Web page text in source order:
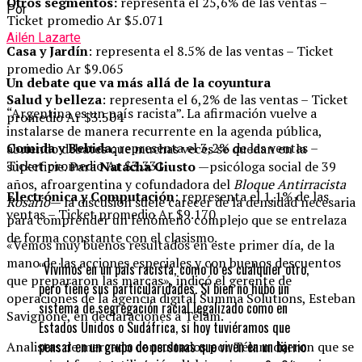
Ticket promedio Ar $5.071
Casay Jardín: representa el 8.5% de las ventas – Ticket
promedio Ar $9.065
Salud y belleza: representa el 6,2% de las ventas – Ticket
promedio Ar $3.504
Comida y Bebida: representa el 3,2% de las ventas –
Ticket promedio Ar $3.331
Electrónica y Computación: representa el 1,1% de las
ventas – Ticket promedio Ar $9.170
«Vemos muy buenos resultados en este primer día, de la
mano de las acciones especiales y con buenos descuentos
que prepararon las marcas», indicó el gerente de
operaciones de la agencia digital Summa Solutions, Esteban
Savignone, en declaraciones a Télam.
Analistas de mercado consultados por Télam dijeron que se
Por
Ailén Lazarte
Un debate que va más allá de la coyuntura
“Argentina es un país racista”. La afirmación vuelve a
instalarse de manera recurrente en la agenda pública,
abriendo debates que muchas veces se quedan en la
superficie. ParaNatacha Giusto—psicóloga social de 39
años, afroargentina y cofundadora delBloque Antirracista
Rosario— la discusión suele carecer de la densidad necesaria
para comprender un fenómeno complejo que se entrelaza
de forma constante con el clasismo.
“Vivimos en un país racista, como lo es cualquier otro,
pero tiene sus particularidades. Si bien no hubo un
sistema de segregación racial legalizado como en
Estados Unidos o Sudáfrica, si hoy tuviéramos que
pensar en un grupo de personas que viven en un barrio